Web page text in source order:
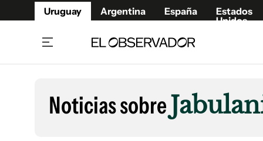
Uruguay Argentina España
Estados
Unidos
Beneficios Member
Noticias sobre